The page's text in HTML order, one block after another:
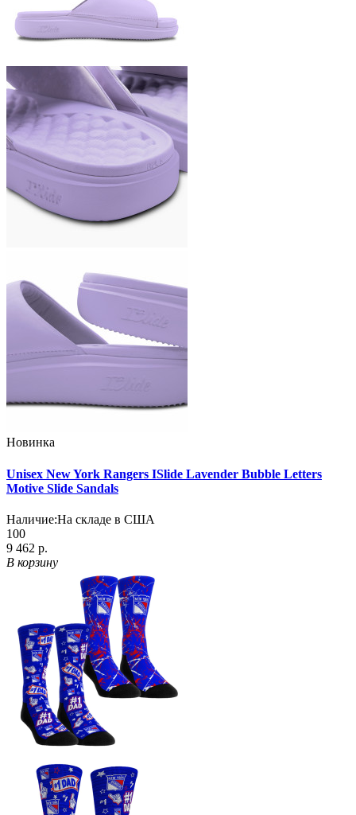
Новинка
Unisex New York Rangers ISlide Lavender Bubble Letters
Motive Slide Sandals
Наличие:На складе в США
100
9 462 р.
В корзину